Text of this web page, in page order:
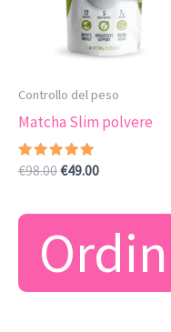
Controllo del peso
Matcha Slim polvere
Valutato
€98.00Il
€98.00.
€49.00Il
€49.00.